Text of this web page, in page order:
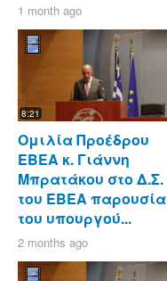
1 month ago
8:21
Ομιλία Προέδρου
ΕΒΕΑ κ. Γιάννη
Μπρατάκου στο Δ.Σ.
του ΕΒΕΑ παρουσία
του υπουργού...
2 months ago